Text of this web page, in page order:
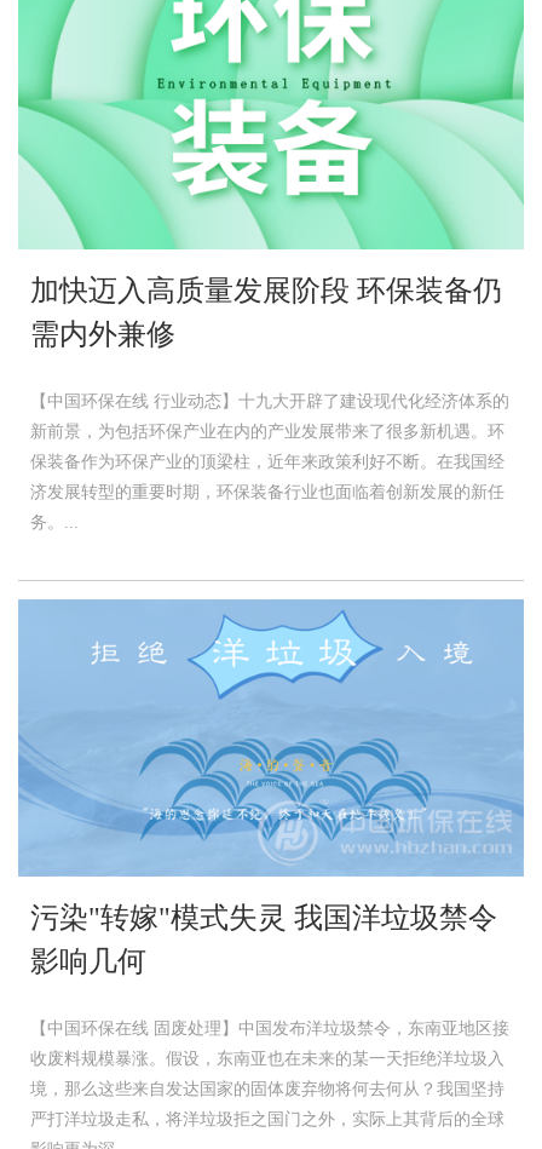
加快迈入高质量发展阶段 环保装备仍
需内外兼修
【中国环保在线 行业动态】十九大开辟了建设现代化经济体系的
新前景，为包括环保产业在内的产业发展带来了很多新机遇。环
保装备作为环保产业的顶梁柱，近年来政策利好不断。在我国经
济发展转型的重要时期，环保装备行业也面临着创新发展的新任
务。...
污染"转嫁"模式失灵 我国洋垃圾禁令
影响几何
【中国环保在线 固废处理】中国发布洋垃圾禁令，东南亚地区接
收废料规模暴涨。假设，东南亚也在未来的某一天拒绝洋垃圾入
境，那么这些来自发达国家的固体废弃物将何去何从？我国坚持
严打洋垃圾走私，将洋垃圾拒之国门之外，实际上其背后的全球